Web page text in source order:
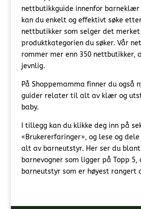
nettbutikkguide innenfor
kan du enkelt og effektivt søke
nettbutikker som selger det
produktkategorien du søker. Vår
rommer mer enn 350 nettbutikker,
jevnlig.
På Shoppemamma finner du også
guider relater til alt av klær og
baby.
I tillegg kan du klikke deg inn på
«Brukererfaringer», og lese og
alt av barneutstyr. Her ser du
barnevogner som ligger på Topp 5,
barneutstyr som er høyest rangert